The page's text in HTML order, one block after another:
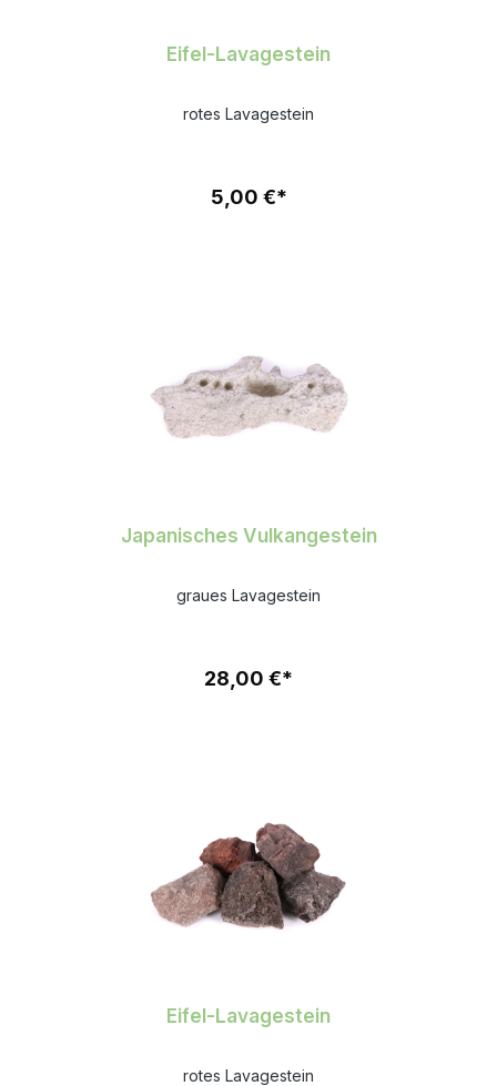
Eifel-Lavagestein
rotes Lavagestein
5,00 €*
Japanisches Vulkangestein
graues Lavagestein
28,00 €*
Eifel-Lavagestein
rotes Lavagestein